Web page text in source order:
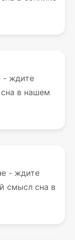
- ждите
в нашем
- ждите
смысл сна в